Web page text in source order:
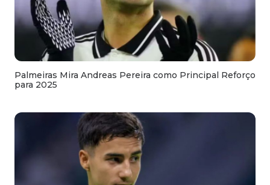
Palmeiras Mira Andreas Pereira como Principal Reforço
para 2025